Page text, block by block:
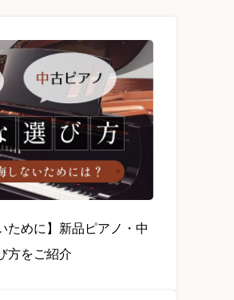
ために】新品ピアノ・中
方をご紹介